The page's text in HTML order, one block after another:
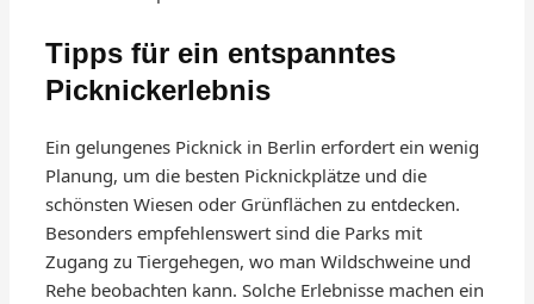
Tipps für ein entspanntes
Picknickerlebnis
Ein gelungenes Picknick in Berlin erfordert ein wenig
Planung, um die besten Picknickplätze und die
schönsten Wiesen oder Grünflächen zu entdecken.
Besonders empfehlenswert sind die Parks mit
Zugang zu Tiergehegen, wo man Wildschweine und
Rehe beobachten kann. Solche Erlebnisse machen ein